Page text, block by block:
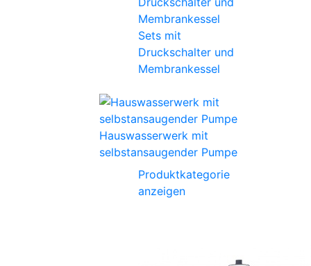
Sets mit
Druckschalter und
Membrankessel
Hauswasserwerk mit
selbstansaugender Pumpe
Produktkategorie
anzeigen